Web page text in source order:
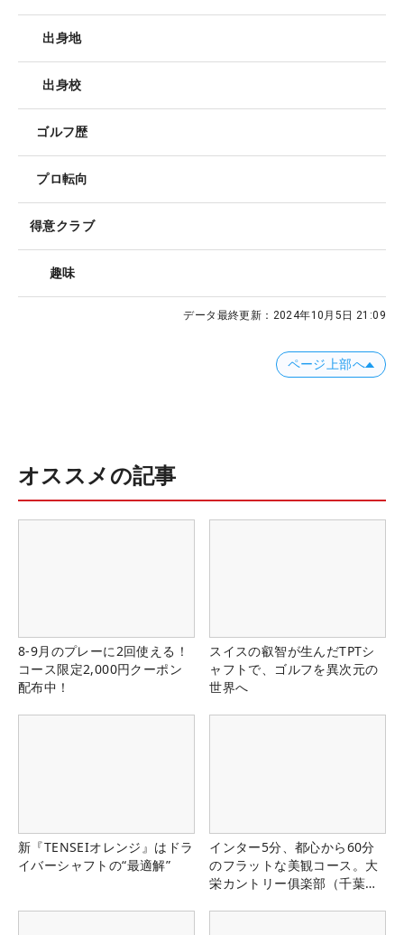
出身地
出身校
ゴルフ歴
プロ転向
得意クラブ
趣味
データ最終更新： 2024年10月5日 21:09
ページ上部へ
オススメの記事
8-9月のプレーに2回使える！
コース限定2,000円クーポン
配布中！
スイスの叡智が生んだTPTシ
ャフトで、ゴルフを異次元の
世界へ
新『TENSEIオレンジ』はドラ
イバーシャフトの“最適解”
インター5分、都心から60分
のフラットな美観コース。大
栄カントリー俱楽部（千葉